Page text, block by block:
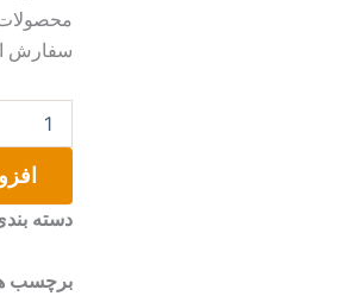
سفارش
پارچه
کد
101
دسته
برچسب